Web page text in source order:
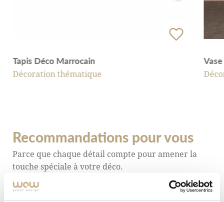
Tapis Déco Marrocain
Décoration thématique
Recommandations pour vous
Parce que chaque détail compte pour amener la
touche spéciale à votre déco.
DÉCOUVRIR TOUT